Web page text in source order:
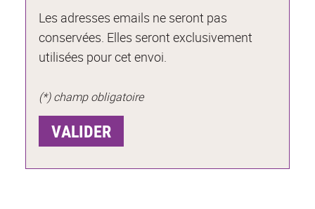
Les adresses emails ne seront pas
conservées. Elles seront exclusivement
utilisées pour cet envoi.
(*) champ obligatoire